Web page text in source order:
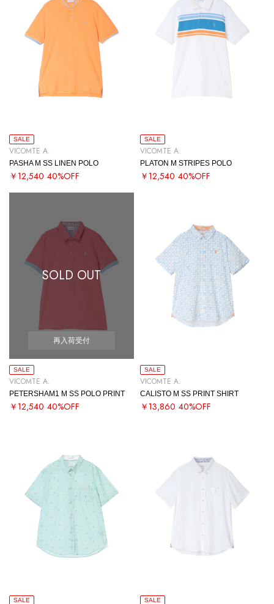
SALE
VICOMTE A.
PASHA M SS LINEN POLO
￥12,540 40%OFF
SALE
VICOMTE A.
PLATON M STRIPES POLO
￥12,540 40%OFF
SOLD OUT
再入荷受付
SALE
VICOMTE A.
PETERSHAM1 M SS POLO PRINT
￥12,540 40%OFF
SALE
VICOMTE A.
CALISTO M SS PRINT SHIRT
￥13,860 40%OFF
SALE SALE